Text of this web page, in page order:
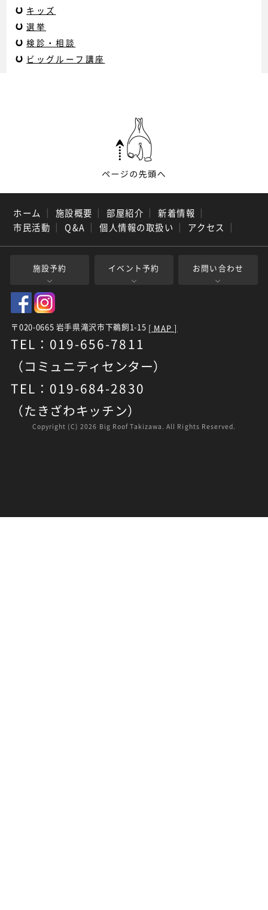
キッズ
選挙
検診・相談
ビッグルーフ講座
ホーム ｜ 施設概要 ｜ 部屋紹介 ｜ 新着情報 ｜
市民活動 ｜ Q&A ｜ 個人情報の取扱い ｜ アクセス ｜
施設予約 イベント予約 お問い合わせ
〒020-0665 岩手県滝沢市下鵜飼1-15 [ MAP ]
TEL：019-656-7811
（コミュニティセンター）
TEL：019-684-2830
（たきざわキッチン）
Copyright (C)2026 Big Roof Takizawa. All Rights Reserved.